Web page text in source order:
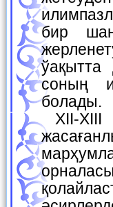
бир
соның
болады.
ХII-ХIII әсирлерде усы дүмпешикте шыйықшының